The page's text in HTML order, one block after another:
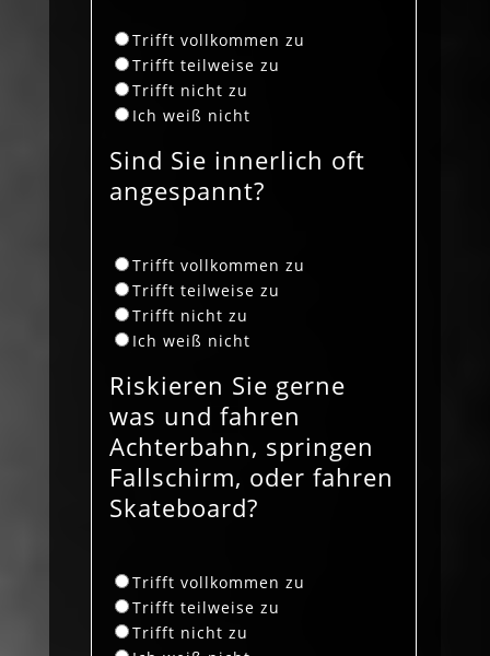
Trifft vollkommen zu
Trifft teilweise zu
Trifft nicht zu
Ich weiß nicht
Sind Sie innerlich oft
angespannt?
Trifft vollkommen zu
Trifft teilweise zu
Trifft nicht zu
Ich weiß nicht
Riskieren Sie gerne
was und fahren
Achterbahn, springen
Fallschirm, oder fahren
Skateboard?
Trifft vollkommen zu
Trifft teilweise zu
Trifft nicht zu